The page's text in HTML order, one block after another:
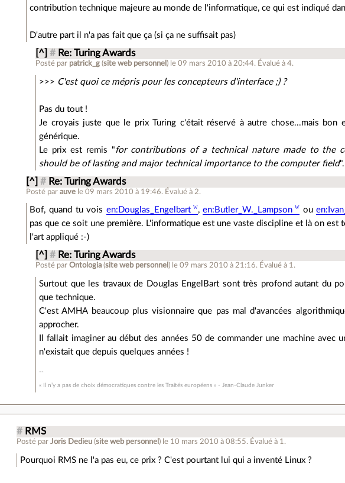
contribution technique majeure au monde de l'informatique, ce qui est indiqué
D'autre part il n'a pas fait que ça (si ça ne suffisait pas)
[^] # Re: Turing Awards
Posté par patrick_g (site web personnel ) le 09 mars 2010 à 20:44. Évalué à4.
>>> C'est quoi ce mépris pour les concepteurs d'interface ;) ?
Pas du tout !
Je croyais juste que le prix Turing c'était réservé à autre chose...mais
générique.
Le prix est remis " for contributions of a technical nature made to the
should be of lasting and major technical importance to the computer field".
[^] # Re: Turing Awards
Posté parauve le 09 mars 2010 à 19:46. Évalué à 2.
Bof, quand tu vois en:Douglas_Engelbart ,en:Butler_W._Lampson ou
pas que ce soit une première. L'informatique est une vaste discipline et là on est
l'art appliqué :-)
[^] # Re: Turing Awards
Posté parOntologia (site web personnel ) le 09 mars 2010 à 21:16. Évalué à 1 .
Surtout que les travaux de Douglas EngelBart sont très profond autant du
que technique.
C'est AMHA beaucoup plus visionnaire que pas mal d'avancées
approcher.
Il fallait imaginer au début des années 50 de commander une machine avec
n'existait que depuis quelques années !
« Il n’y a pas de choix démocratiques contre les Traités européens » - Jean-Claude Junker
# RMS
Posté parJoris Dedieu (site web personnel ) le 10 mars 2010 à 08:55. Évalué à 1 .
Pourquoi RMS ne l'a pas eu, ce prix ? C'est pourtant lui qui a inventé Linux ?